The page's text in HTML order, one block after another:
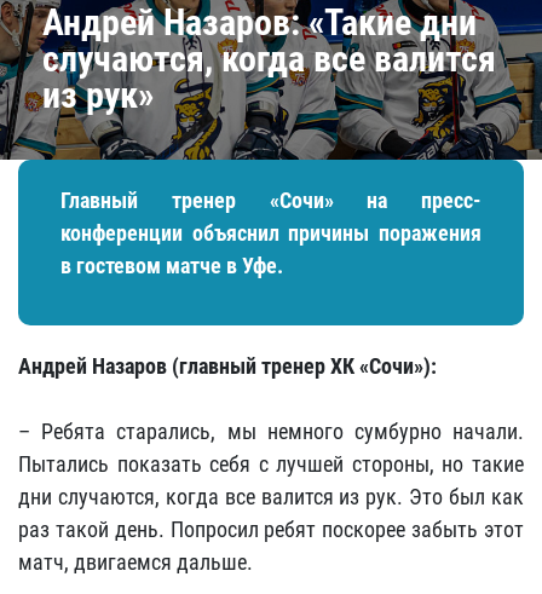
Андрей Назаров: «Такие дни
случаются, когда все валится
из рук»
Главный тренер «Сочи» на пресс-
конференции объяснил причины поражения
в гостевом матче в Уфе.
Андрей Назаров (главный тренер ХК «Сочи»):
– Ребята старались, мы немного сумбурно начали.
Пытались показать себя с лучшей стороны, но такие
дни случаются, когда все валится из рук. Это был как
раз такой день. Попросил ребят поскорее забыть этот
матч, двигаемся дальше.